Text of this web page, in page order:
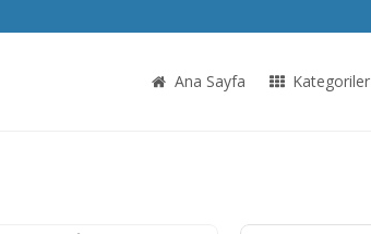
Ana Sayfa Kategoriler